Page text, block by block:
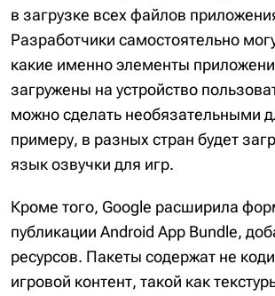
в загрузке всех файлов
Разработчики самостоятельно
какие именно элементы
загружены на устройство
можно сделать необязательными
примеру, в разных стран будет
язык озвучки для игр.
Кроме того, Google расширила
публикации Android App Bundle,
ресурсов. Пакеты содержат не
игровой контент, такой как